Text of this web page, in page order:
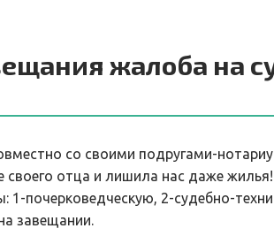
жалоба на
со своими подругами-
своего отца и лишила нас даже
1-почерковедческую, 2-судебно-
завещании.